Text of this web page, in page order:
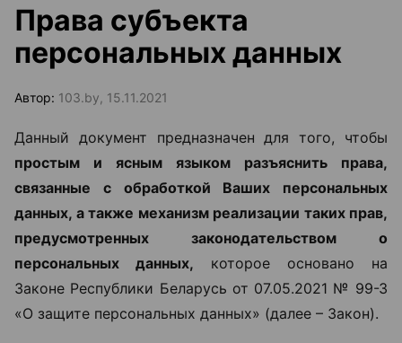
Права субъекта
персональных данных
Автор: 103.by, 15.11.2021
Данный документ предназначен для того, чтобы
простым и ясным языком разъяснить права,
связанные с обработкой Ваших персональных
данных, а также механизм реализации таких прав,
предусмотренных законодательством о
персональных данных, которое основано на
Законе Республики Беларусь от 07.05.2021 № 99-З
«О защите персональных данных» (далее – Закон).